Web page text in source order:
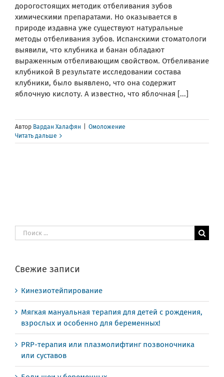
дорогостоящих методик отбеливания зубов
химическими препаратами. Но оказывается в
природе издавна уже существуют натуральные
методы отбеливания зубов. Испанскими стоматологи
выявили, что клубника и банан обладают
выраженным отбеливающим свойством. Отбеливание
клубникой В результате исследовании состава
клубники, было выявлено, что она содержит
яблочную кислоту. А известно, что яблочная [...]
Автор Вардан Халафян
Омоложение
Читать дальше
Результат
поиска:
Свежие записи
Кинезиотейпирование
Мягкая мануальная терапия для детей с рождения,
взрослых и особенно для беременных!
PRP-терапия или плазмолифтинг позвоночника
или суставов